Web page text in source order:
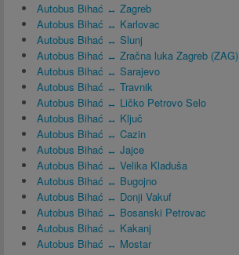
Autobus Bihać ↔ Zagreb
Autobus Bihać ↔ Karlovac
Autobus Bihać ↔ Slunj
Autobus Bihać ↔ Zračna luka Zagreb (ZAG)
Autobus Bihać ↔ Sarajevo
Autobus Bihać ↔ Travnik
Autobus Bihać ↔ Ličko Petrovo Selo
Autobus Bihać ↔ Ključ
Autobus Bihać ↔ Cazin
Autobus Bihać ↔ Jajce
Autobus Bihać ↔ Velika Kladuša
Autobus Bihać ↔ Bugojno
Autobus Bihać ↔ Donji Vakuf
Autobus Bihać ↔ Bosanski Petrovac
Autobus Bihać ↔ Kakanj
Autobus Bihać ↔ Mostar